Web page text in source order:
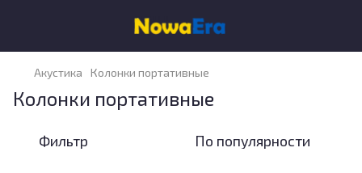
Акустика Колонки портативные
Колонки портативные
Фильтр По популярности